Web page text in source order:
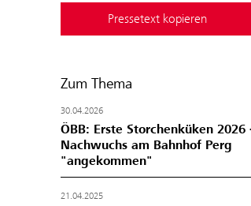
Pressetext kopieren
Zum Thema
30.04.2026
ÖBB: Erste Storchenküken 2026
Nachwuchs am Bahnhof Perg
"angekommen"
21.04.2025